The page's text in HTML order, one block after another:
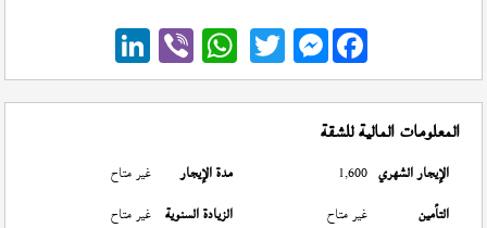
Messenger
المعلومات المالية للشقة
الإيجار الشهري 1,600 مدة الإيجار
غير متاح
التأمين
غير متاح الزيادة السنوية غير متاح